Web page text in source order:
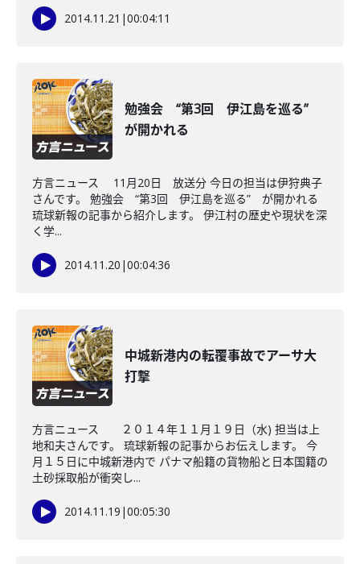
2014.11.21 |00:04:11
勉強会 “第3回 伊江島を巡る”
が開かれる
方言ニュース 11月20日 放送分 今日の担当は伊狩典子
さんです。 勉強会 “第3回 伊江島を巡る” が開かれる
琉球新報の記事から紹介します。 伊江村の歴史や現状を深
く学...
2014.11.20 |00:04:36
中城新港内の転覆事故でアーサ大
打撃
方言ニュース ２０１４年１１月１９日（水) 担当は上
地和夫さんです。 琉球新報の記事からお伝えします。 今
月１５日に中城新港内で パナマ船籍の貨物船と日本国籍の
土砂採取船が衝突し...
2014.11.19 |00:05:30